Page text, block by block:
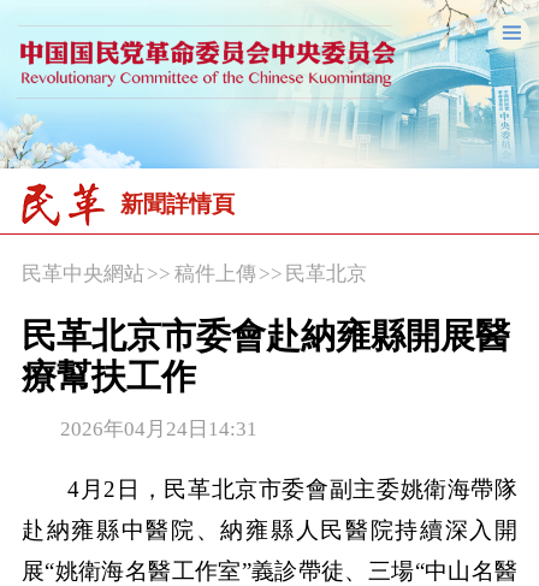
新聞詳情頁
民革中央網站>> 稿件上傳>> 民革北京
民革北京市委會赴納雍縣開展醫
療幫扶工作
2026年04月24日14:31
4月2日，民革北京市委會副主委姚衛海帶隊
赴納雍縣中醫院、納雍縣人民醫院持續深入開
展“姚衛海名醫工作室”義診帶徒、三場“中山名醫